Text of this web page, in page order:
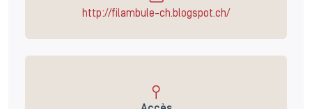
http://filambule-ch.blogspot.ch/